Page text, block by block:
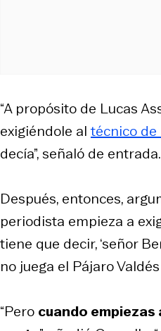
“A propósito de Lucas
exigiéndole altécnico de
decía”, señaló de
Después, entonces,
periodista empieza a
tiene que decir, ‘señor
no juega el Pájaro Valdés
“Pero cuando